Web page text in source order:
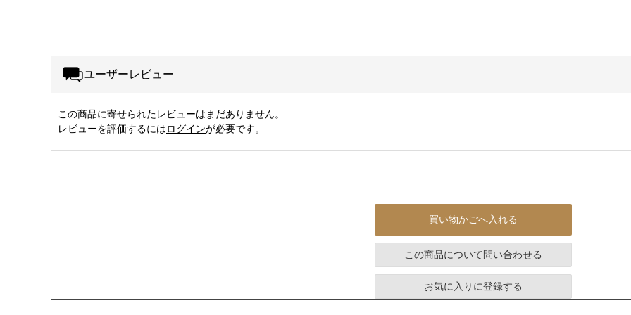
ユーザーレビュー
この商品に寄せられたレビューはまだありません。
レビューを評価するにはログインが必要です。
買い物かごへ入れる
この商品について問い合わせる
お気に入りに登録する